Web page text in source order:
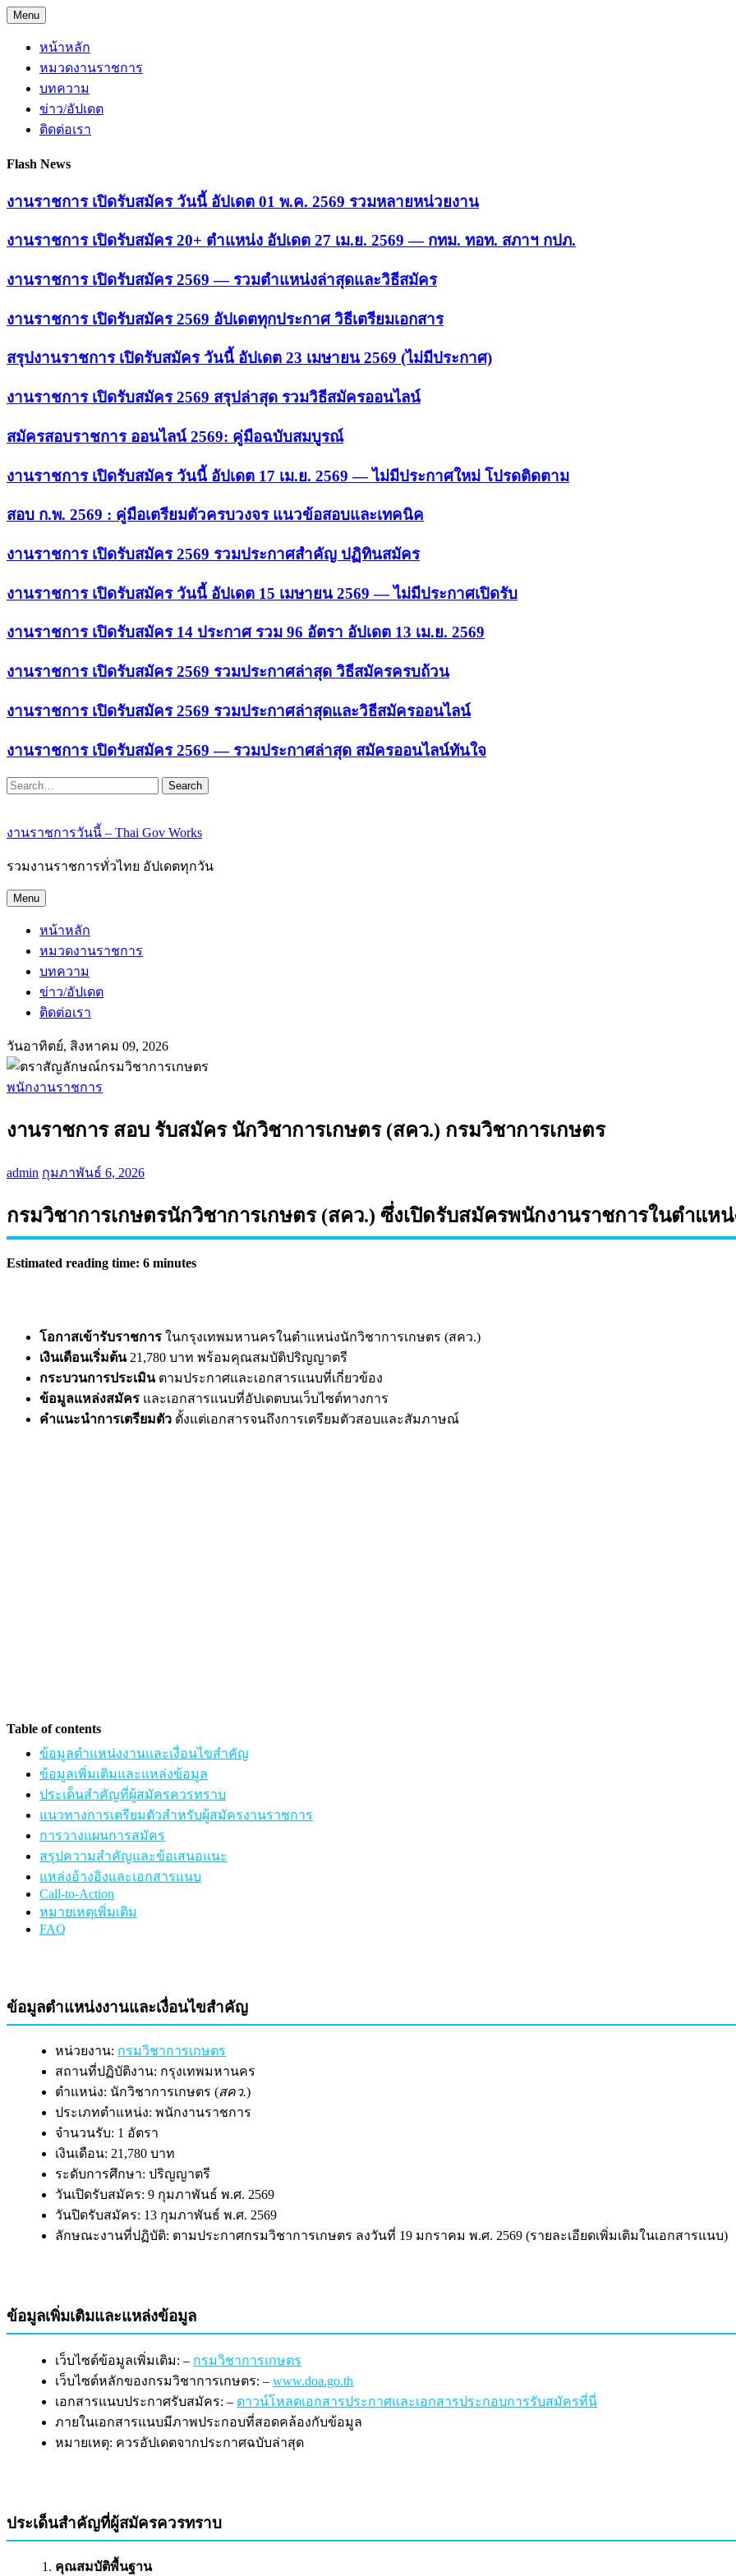
Skip
to
content
Menu
หน้าหลัก
หมวดงานราชการ
บทความ
ข่าว/อัปเดต
ติดต่อเรา
Flash News
งานราชการ เปิดรับสมัคร วันนี้ อัปเดต 01 พ.ค. 2569 รวมหลายหน่วยงาน
งานราชการ เปิดรับสมัคร 20+ ตำแหน่ง อัปเดต 27 เม.ย. 2569 — กทม. ทอท. สภาฯ กปภ.
งานราชการ เปิดรับสมัคร 2569 — รวมตำแหน่งล่าสุดและวิธีสมัคร
งานราชการ เปิดรับสมัคร 2569 อัปเดตทุกประกาศ วิธีเตรียมเอกสาร
สรุปงานราชการ เปิดรับสมัคร วันนี้ อัปเดต 23 เมษายน 2569 (ไม่มีประกาศ)
งานราชการ เปิดรับสมัคร 2569 สรุปล่าสุด รวมวิธีสมัครออนไลน์
สมัครสอบราชการ ออนไลน์ 2569: คู่มือฉบับสมบูรณ์
งานราชการ เปิดรับสมัคร วันนี้ อัปเดต 17 เม.ย. 2569 — ไม่มีประกาศใหม่ โปรดติดตาม
สอบ ก.พ. 2569 : คู่มือเตรียมตัวครบวงจร แนวข้อสอบและเทคนิค
งานราชการ เปิดรับสมัคร 2569 รวมประกาศสำคัญ ปฏิทินสมัคร
งานราชการ เปิดรับสมัคร วันนี้ อัปเดต 15 เมษายน 2569 — ไม่มีประกาศเปิดรับ
งานราชการ เปิดรับสมัคร 14 ประกาศ รวม 96 อัตรา อัปเดต 13 เม.ย. 2569
งานราชการ เปิดรับสมัคร 2569 รวมประกาศล่าสุด วิธีสมัครครบถ้วน
งานราชการ เปิดรับสมัคร 2569 รวมประกาศล่าสุดและวิธีสมัครออนไลน์
งานราชการ เปิดรับสมัคร 2569 — รวมประกาศล่าสุด สมัครออนไลน์ทันใจ
Search
งานราชการวันนี้ – Thai Gov Works
รวมงานราชการทั่วไทย อัปเดตทุกวัน
Menu
หน้าหลัก
หมวดงานราชการ
บทความ
ข่าว/อัปเดต
ติดต่อเรา
วันอาทิตย์, สิงหาคม 09, 2026
พนักงานราชการ
งานราชการ สอบ รับสมัคร นักวิชาการเกษตร (สคว.) กรมวิชาการเกษตร
admin กุมภาพันธ์ 6, 2026
กรมวิชาการเกษตรนักวิชาการเกษตร (สคว.) ซึ่งเปิดรับสมัครพนักงานราชการในตำแห
Estimated reading time: 6 minutes
โอกาสเข้ารับราชการ ในกรุงเทพมหานครในตำแหน่งนักวิชาการเกษตร (สคว.)
เงินเดือนเริ่มต้น21,780 บาท พร้อมคุณสมบัติปริญญาตรี
กระบวนการประเมินตามประกาศและเอกสารแนบที่เกี่ยวข้อง
ข้อมูลแหล่งสมัคร และเอกสารแนบที่อัปเดตบนเว็บไซต์ทางการ
คำแนะนำการเตรียมตัว ตั้งแต่เอกสารจนถึงการเตรียมตัวสอบและสัมภาษณ์
Table of contents
ข้อมูลตำแหน่งงานและเงื่อนไขสำคัญ
ข้อมูลเพิ่มเติมและแหล่งข้อมูล
ประเด็นสำคัญที่ผู้สมัครควรทราบ
แนวทางการเตรียมตัวสำหรับผู้สมัครงานราชการ
การวางแผนการสมัคร
สรุปความสำคัญและข้อเสนอแนะ
แหล่งอ้างอิงและเอกสารแนบ
Call-to-Action
หมายเหตุเพิ่มเติม
FAQ
ข้อมูลตำแหน่งงานและเงื่อนไขสำคัญ
หน่วยงาน: กรมวิชาการเกษตร
สถานที่ปฏิบัติงาน: กรุงเทพมหานคร
ตำแหน่ง: นักวิชาการเกษตร (สคว.)
ประเภทตำแหน่ง: พนักงานราชการ
จำนวนรับ: 1 อัตรา
เงินเดือน: 21,780 บาท
ระดับการศึกษา: ปริญญาตรี
วันเปิดรับสมัคร: 9 กุมภาพันธ์ พ.ศ. 2569
วันปิดรับสมัคร: 13 กุมภาพันธ์ พ.ศ. 2569
ลักษณะงานที่ปฏิบัติ: ตามประกาศกรมวิชาการเกษตร ลงวันที่ 19 มกราคม พ.ศ. 2569 (รายละเอียดเพิ่มเติมในเอกสารแนบ)
ข้อมูลเพิ่มเติมและแหล่งข้อมูล
เว็บไซต์ข้อมูลเพิ่มเติม: – กรมวิชาการเกษตร
เว็บไซต์หลักของกรมวิชาการเกษตร: –www.doa.go.th
เอกสารแนบประกาศรับสมัคร: – ดาวน์โหลดเอกสารประกาศและเอกสารประกอบการรับสมัครที่นี่
ภายในเอกสารแนบมีภาพประกอบที่สอดคล้องกับข้อมูล
หมายเหตุ: ควรอัปเดตจากประกาศฉบับล่าสุด
ประเด็นสำคัญที่ผู้สมัครควรทราบ
คุณสมบัติพื้นฐาน